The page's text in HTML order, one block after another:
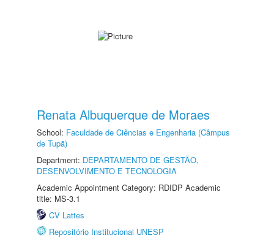
Renata Albuquerque de Moraes
School: Faculdade de Ciências e Engenharia (Câmpus
de Tupã)
Department: DEPARTAMENTO DE GESTÃO,
DESENVOLVIMENTO E TECNOLOGIA
Academic Appointment Category: RDIDP Academic
title: MS-3.1
CV Lattes
Repositório Institucional UNESP